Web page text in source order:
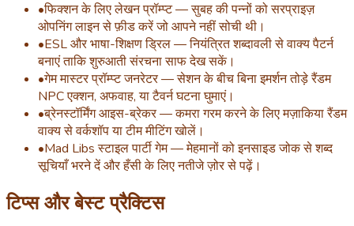
•फिक्शन के लिए लेखन प्रॉम्प्ट — सुबह की पन्नों को सरप्राइज़
ओपनिंग लाइन से फ़ीड करें जो आपने नहीं सोची थी।
•ESL और भाषा-शिक्षण ड्रिल — नियंत्रित शब्दावली से वाक्य पैटर्न
बनाएं ताकि शुरुआती संरचना साफ देख सकें।
•गेम मास्टर प्रॉम्प्ट जनरेटर — सेशन के बीच बिना इमर्शन तोड़े रैंडम
NPC एक्शन, अफवाह, या टैवर्न घटना घुमाएं।
•ब्रेनस्टॉर्मिंग आइस-ब्रेकर — कमरा गरम करने के लिए मज़ाकिया रैंडम
वाक्य से वर्कशॉप या टीम मीटिंग खोलें।
•Mad Libs स्टाइल पार्टी गेम — मेहमानों को इनसाइड जोक से शब्द
सूचियाँ भरने दें और हँसी के लिए नतीजे ज़ोर से पढ़ें।
टिप्स और बेस्ट प्रैक्टिस